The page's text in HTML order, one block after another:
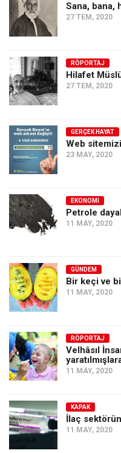
Sana, bana,
27 TEM, 2020
RÖPORTAJ
Hilafet
27 TEM, 2020
GERÇEK HAYAT
Web
23 MAY, 2020
EKONOMI
Petrole
11 MAY, 2020
GÜNDEM
Bir keçi ve
11 MAY, 2020
RÖPORTAJ
Velhâsıl
11 MAY, 2020
KAPAK
İlaç
11 MAY, 2020